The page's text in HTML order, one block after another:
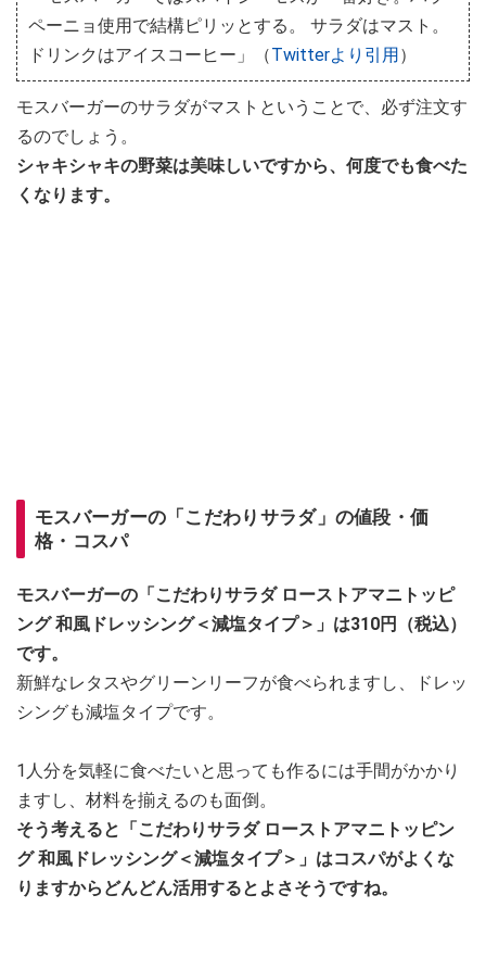
ペーニョ使用で結構ピリッとする。 サラダはマスト。
ドリンクはアイスコーヒー」（Twitterより引用）
モスバーガーのサラダがマストということで、必ず注文す
るのでしょう。
シャキシャキの野菜は美味しいですから、何度でも食べた
くなります。
モスバーガーの「こだわりサラダ」の値段・価
格・コスパ
モスバーガーの「こだわりサラダ ローストアマニトッピ
ング 和風ドレッシング＜減塩タイプ＞」は310円（税込）
です。
新鮮なレタスやグリーンリーフが食べられますし、ドレッ
シングも減塩タイプです。
1人分を気軽に食べたいと思っても作るには手間がかかり
ますし、材料を揃えるのも面倒。
そう考えると「こだわりサラダ ローストアマニトッピン
グ 和風ドレッシング＜減塩タイプ＞」はコスパがよくな
りますからどんどん活用するとよさそうですね。